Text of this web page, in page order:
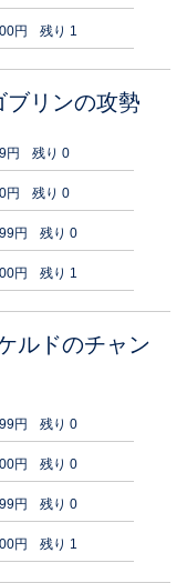
円 残り 1
ブリンの攻勢
円 残り 0
円 残り 0
円 残り 0
円 残り 1
ルドのチャン
円 残り 0
円 残り 0
円 残り 0
円 残り 1